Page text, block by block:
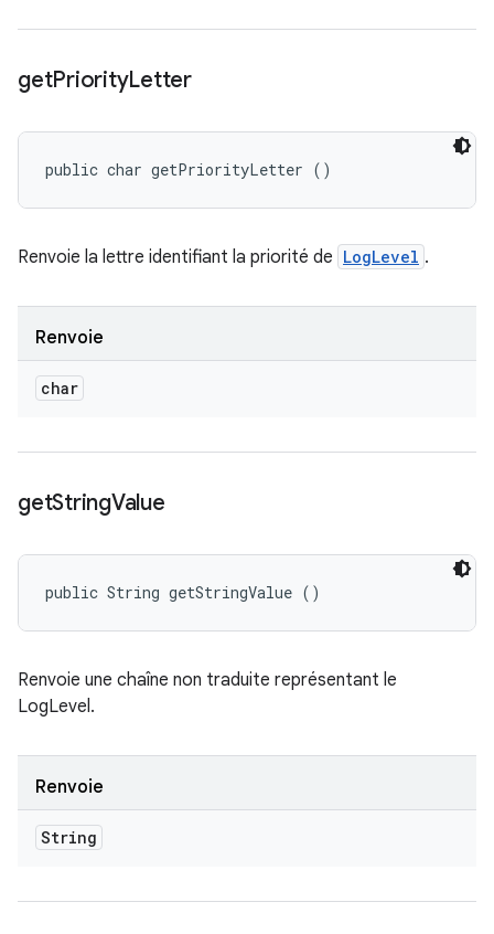
getPriorityLetter
public char getPriorityLetter ()
Renvoie la lettre identifiant la priorité de LogLevel .
Renvoie
char
getStringValue
public String getStringValue ()
Renvoie une chaîne non traduite représentant le
LogLevel.
Renvoie
String